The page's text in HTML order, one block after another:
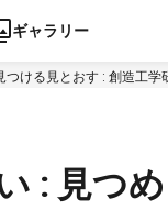
ギャラリー
つける見とおす : 創造工学
: 見つ